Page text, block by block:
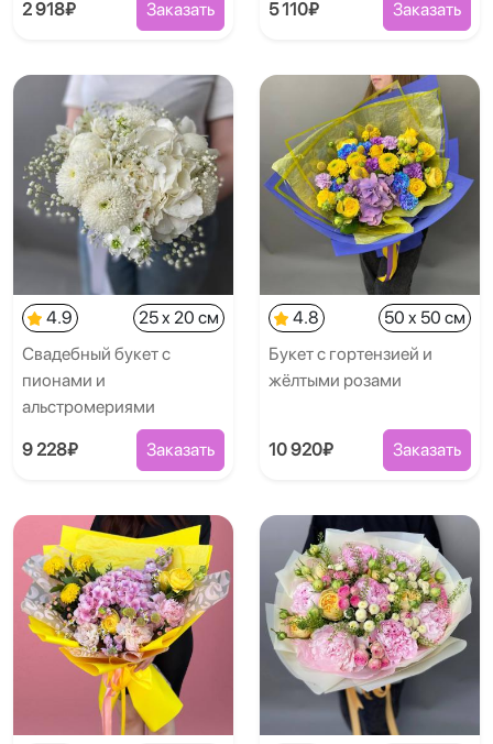
2 918₽ Заказать 5 110₽ Заказать
4.9
25 x 20 см
Свадебный букет с
пионами и
альстромериями
9 228₽ Заказать
4.8
50 x 50 см
Букет с гортензией и
жёлтыми розами
10 920₽ Заказать